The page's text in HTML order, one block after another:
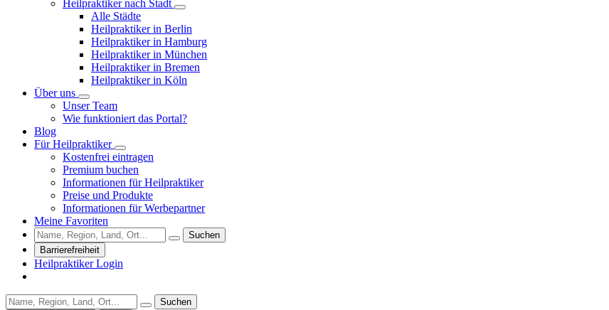
Heilpraktiker nach Stadt
Alle Städte
Heilpraktiker in Berlin
Heilpraktiker in Hamburg
Heilpraktiker in München
Heilpraktiker in Bremen
Heilpraktiker in Köln
Über uns
Unser Team
Wie funktioniert das Portal?
Blog
Für Heilpraktiker
Kostenfrei eintragen
Premium buchen
Informationen für Heilpraktiker
Preise und Produkte
Informationen für Werbepartner
Meine Favoriten
Suchen
Barrierefreiheit
Heilpraktiker Login
Suchen